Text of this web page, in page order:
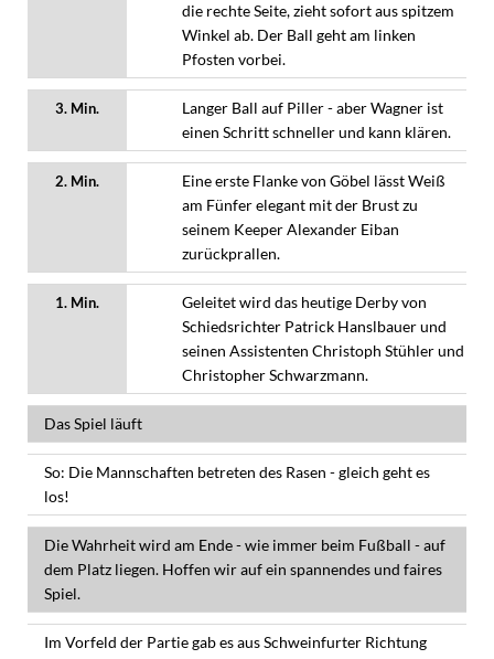
die rechte Seite, zieht sofort aus spitzem
Winkel ab. Der Ball geht am linken
Pfosten vorbei.
3. Min.
Langer Ball auf Piller - aber Wagner ist
einen Schritt schneller und kann klären.
2. Min.
Eine erste Flanke von Göbel lässt Weiß
am Fünfer elegant mit der Brust zu
seinem Keeper Alexander Eiban
zurückprallen.
1. Min.
Geleitet wird das heutige Derby von
Schiedsrichter Patrick Hanslbauer und
seinen Assistenten Christoph Stühler und
Christopher Schwarzmann.
Das Spiel läuft
So: Die Mannschaften betreten des Rasen - gleich geht es
los!
Die Wahrheit wird am Ende - wie immer beim Fußball - auf
dem Platz liegen. Hoffen wir auf ein spannendes und faires
Spiel.
Im Vorfeld der Partie gab es aus Schweinfurter Richtung